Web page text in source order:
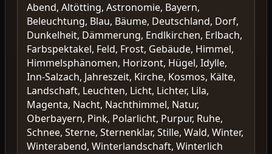
Abend, Altötting, Astronomie, Bayern,
Beleuchtung, Blau, Bäume, Deutschland, Dorf,
Dunkelheit, Dämmerung, Endlkirchen, Erlbach,
Farbspektakel, Feld, Frost, Gebäude, Himmel,
Himmelsphänomen, Horizont, Hügel, Idylle,
Inn-Salzach, Jahreszeit, Kirche, Kosmos, Kälte,
Landschaft, Leuchten, Licht, Lichter, Lila,
Magenta, Nacht, Nachthimmel, Natur,
Oberbayern, Pink, Polarlicht, Purpur, Ruhe,
Schnee, Sterne, Sternenklar, Stille, Wald, Winter,
Winterabend, Winterlandschaft, Winterlich